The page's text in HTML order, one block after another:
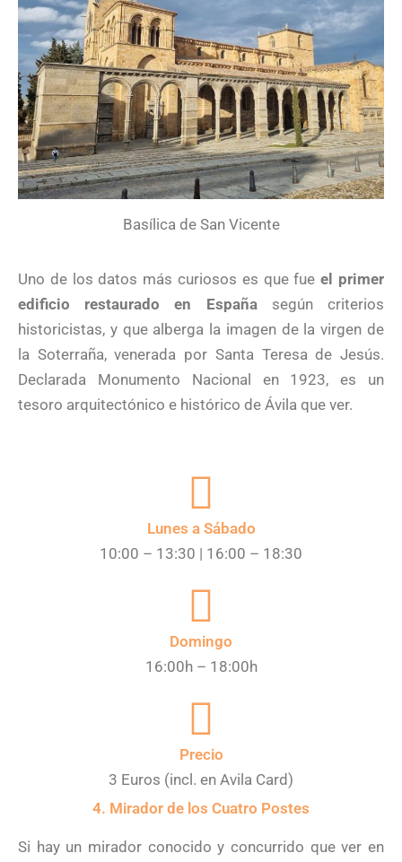
Basílica de San Vicente
Uno de los datos más curiosos es que fueel primer
edificio restaurado en Españasegún criterios
historicistas, y que alberga la imagen de la virgen de
la Soterraña, venerada por Santa Teresa de Jesús.
Declarada Monumento Nacional en 1923, es un
tesoro arquitectónico e histórico de Ávila que ver.
Lunes a Sábado
10:00 – 13:30 | 16:00 – 18:30
Domingo
16:00h – 18:00h
Precio
3 Euros (incl. en Avila Card)
4. Mirador de los Cuatro Postes
Si hay un mirador conocido y concurrido que ver en